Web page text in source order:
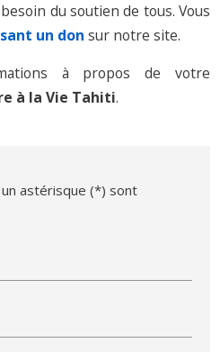
du soutien de tous. Vous
un don sur notre site.
à propos de votre
à la Vie Tahiti.
astérisque (*) sont